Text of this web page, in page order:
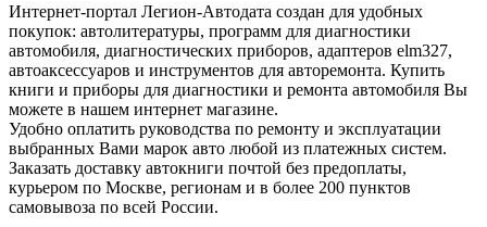
Интернет-портал Легион-Автодата создан для удобных
покупок: автолитературы, программ для диагностики
автомобиля, диагностических приборов, адаптеров elm327,
автоаксессуаров и инструментов для авторемонта. Купить
книги и приборы для диагностики и ремонта автомобиля Вы
можете в нашем интернет магазине.
Удобно оплатить руководства по ремонту и эксплуатации
выбранных Вами марок авто любой из платежных систем.
Заказать доставку автокниги почтой без предоплаты,
курьером по Москве, регионам и в более 200 пунктов
самовывоза по всей России.